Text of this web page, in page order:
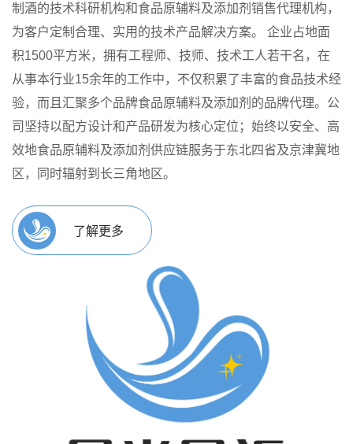
制酒的技术科研机构和食品原辅料及添加剂销售代理机构，
为客户定制合理、实用的技术产品解决方案。 企业占地面
积1500平方米，拥有工程师、技师、技术工人若干名，在
从事本行业15余年的工作中，不仅积累了丰富的食品技术经
验，而且汇聚多个品牌食品原辅料及添加剂的品牌代理。公
司坚持以配方设计和产品研发为核心定位；始终以安全、高
效地食品原辅料及添加剂供应链服务于东北四省及京津冀地
区，同时辐射到长三角地区。
了解更多